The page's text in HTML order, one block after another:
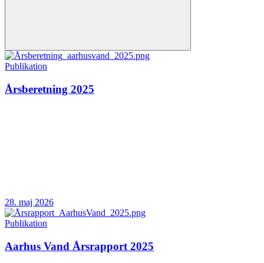
Publikation
Årsberetning 2025
28. maj 2026
Publikation
Aarhus Vand Årsrapport 2025